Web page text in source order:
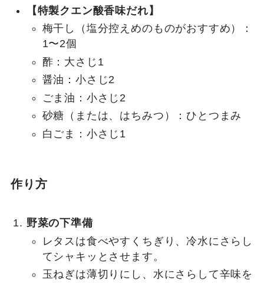
【特製クエン酸香味だれ】
梅干し（塩分控えめのものがおすすめ）：
1〜2個
酢：大さじ1
醤油：小さじ2
ごま油：小さじ2
砂糖（または、はちみつ）：ひとつまみ
白ごま：小さじ1
作り方
野菜の下準備
レタスは食べやすくちぎり、冷水にさらし
てシャキッとさせます。
玉ねぎは薄切りにし、水にさらして辛味を